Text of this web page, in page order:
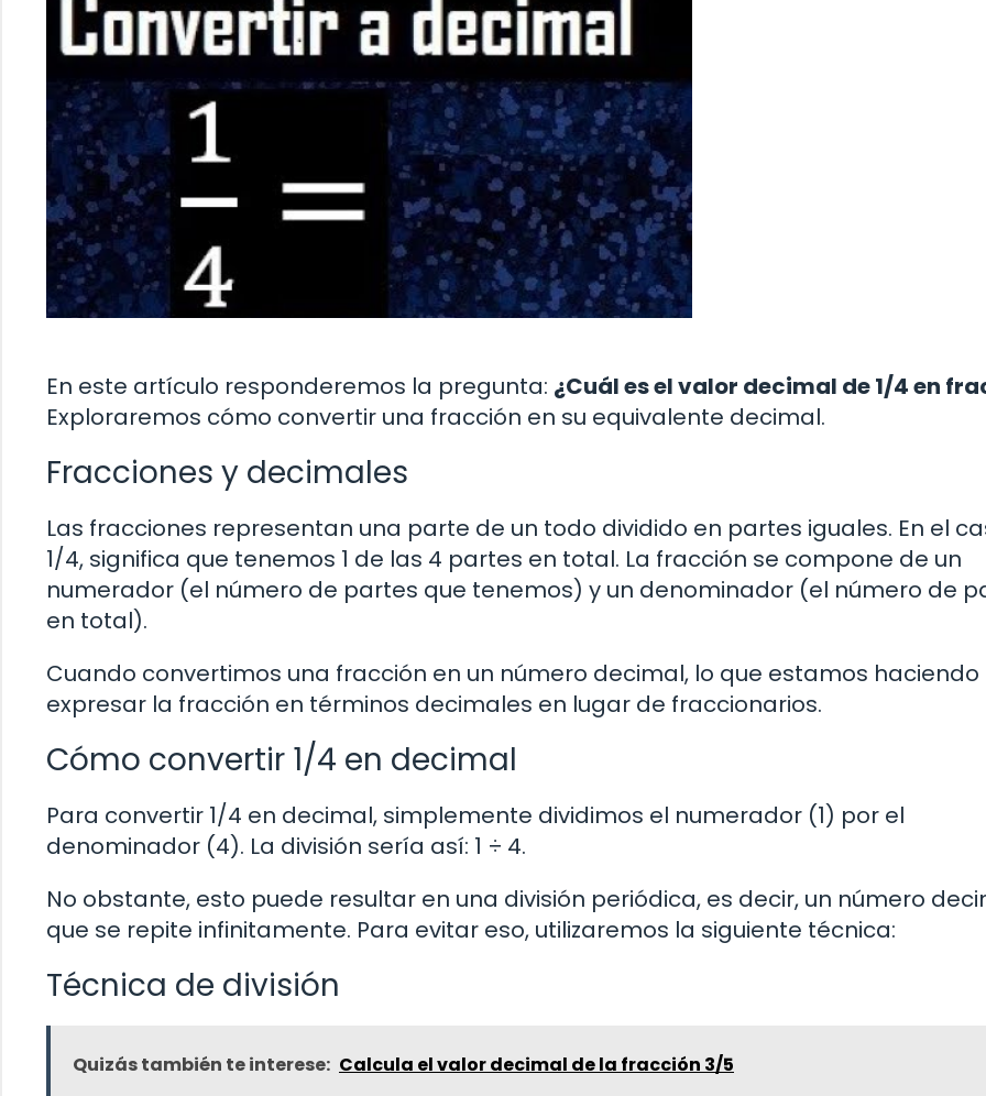
En este artículo responderemos la pregunta: ¿Cuál es el valor decimal de 1/4 en
Exploraremos cómo convertir una fracción en su equivalente decimal.
Fracciones y decimales
Las fracciones representan una parte de un todo dividido en partes iguales. En el
1/4, significa que tenemos 1 de las 4 partes en total. La fracción se compone de un
numerador (el número de partes que tenemos) y un denominador (el número de
en total).
Cuando convertimos una fracción en un número decimal, lo que estamos haciendo
expresar la fracción en términos decimales en lugar de fraccionarios.
Cómo convertir 1/4 en decimal
Para convertir 1/4 en decimal, simplemente dividimos el numerador (1) por el
denominador (4). La división sería así: 1 ÷ 4.
No obstante, esto puede resultar en una división periódica, es decir, un número
que se repite infinitamente. Para evitar eso, utilizaremos la siguiente técnica:
Técnica de división
Quizás también te interese: Calcula el valor decimal de la fracción 3/5